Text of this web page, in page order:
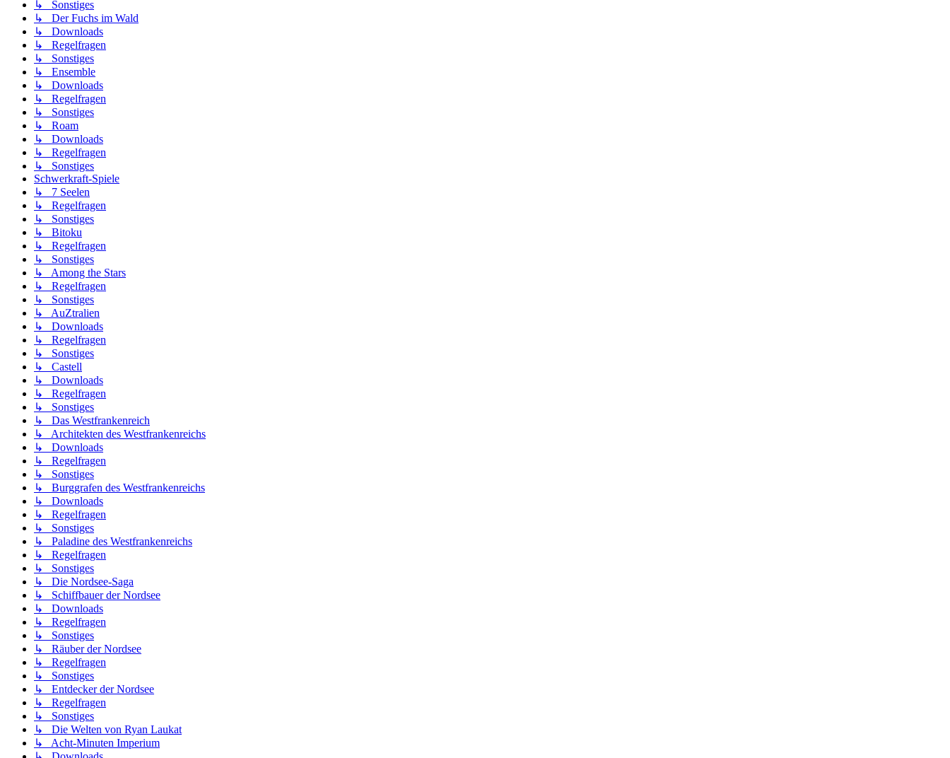
↳ Sonstiges
↳ Der Fuchs im Wald
↳ Downloads
↳ Regelfragen
↳ Sonstiges
↳ Ensemble
↳ Downloads
↳ Regelfragen
↳ Sonstiges
↳ Roam
↳ Downloads
↳ Regelfragen
↳ Sonstiges
Schwerkraft-Spiele
↳ 7 Seelen
↳ Regelfragen
↳ Sonstiges
↳ Bitoku
↳ Regelfragen
↳ Sonstiges
↳ Among the Stars
↳ Regelfragen
↳ Sonstiges
↳ AuZtralien
↳ Downloads
↳ Regelfragen
↳ Sonstiges
↳ Castell
↳ Downloads
↳ Regelfragen
↳ Sonstiges
↳ Das Westfrankenreich
↳ Architekten des Westfrankenreichs
↳ Downloads
↳ Regelfragen
↳ Sonstiges
↳ Burggrafen des Westfrankenreichs
↳ Downloads
↳ Regelfragen
↳ Sonstiges
↳ Paladine des Westfrankenreichs
↳ Regelfragen
↳ Sonstiges
↳ Die Nordsee-Saga
↳ Schiffbauer der Nordsee
↳ Downloads
↳ Regelfragen
↳ Sonstiges
↳ Räuber der Nordsee
↳ Regelfragen
↳ Sonstiges
↳ Entdecker der Nordsee
↳ Regelfragen
↳ Sonstiges
↳ Die Welten von Ryan Laukat
↳ Acht-Minuten Imperium